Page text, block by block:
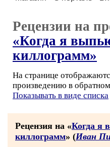
Рецензии на
«Когда я
киллограмм»
На странице
произведению в
Показывать в виде списка
Рецензия на «Когда я
киллограмм» (Иван